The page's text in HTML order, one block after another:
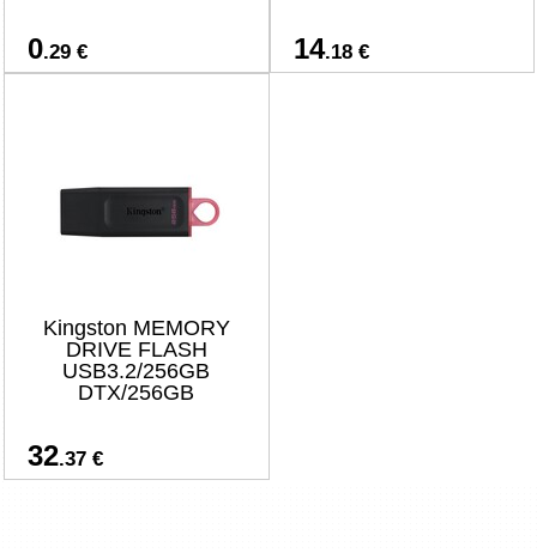
0.29 € 14.18 €
Kingston MEMORY
DRIVE FLASH
USB3.2/256GB
DTX/256GB
32.37 €